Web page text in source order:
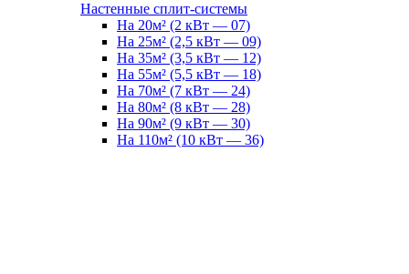
Настенные сплит-системы
На 20м² (2 кВт — 07)
На 25м² (2,5 кВт — 09)
На 35м² (3,5 кВт — 12)
На 55м² (5,5 кВт — 18)
На 70м² (7 кВт — 24)
На 80м² (8 кВт — 28)
На 90м² (9 кВт — 30)
На 110м² (10 кВт — 36)